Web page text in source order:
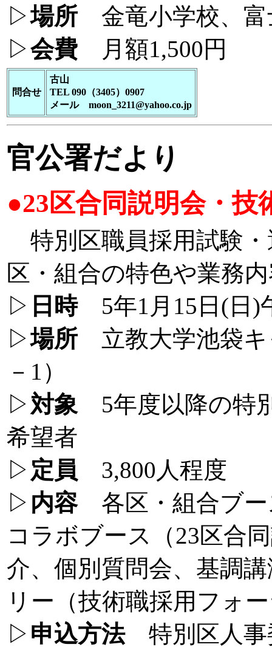
▷場所 金竜小学校、富
▷会費 月額1,500円
問合せ
古山
TEL 090（3405）0907
メール moon_3211@yahoo.co.jp
官公署だより
●23区合同説明会・技
特別区職員採用試験
区・組合の特色や業務
▷ 日時5年1月15日(日)
▷場所 立教大学池袋キ
－1）
▷対象5年度以降の特
希望者
▷ 定員 3,800人程度
▷ 内容各区・組合ブー
コラボブース（23区合
介、個別質問会、基調
リー（技術職採用フォ
▷ 申込方法
特別区人